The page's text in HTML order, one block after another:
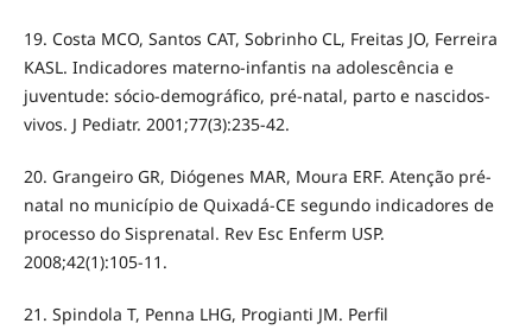
19. Costa MCO, Santos CAT, Sobrinho CL, Freitas JO, Ferreira
KASL. Indicadores materno-infantis na adolescência e
juventude: sócio-demográfico, pré-natal, parto e nascidos-
vivos. J Pediatr. 2001;77(3):235-42.
20. Grangeiro GR, Diógenes MAR, Moura ERF. Atenção pré-
natal no município de Quixadá-CE segundo indicadores de
processo do Sisprenatal. Rev Esc Enferm USP.
2008;42(1):105-11.
21. Spindola T, Penna LHG, Progianti JM. Perfil